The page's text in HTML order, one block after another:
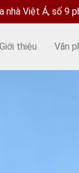
nhà Việt Á, số 9
Giới thiệu Văn